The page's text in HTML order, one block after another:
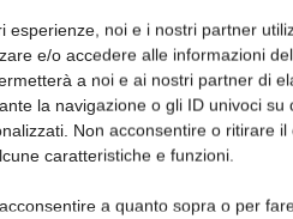
esperienze, noi e i nostri partner
e/o accedere alle informazioni
a noi e ai nostri partner di
la navigazione o gli ID univoci su
Non acconsentire o ritirare il
caratteristiche e funzioni.
a quanto sopra o per